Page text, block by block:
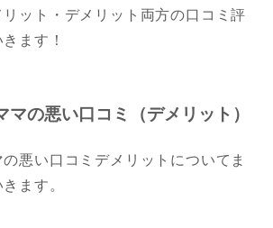
ット・デメリット両方の口コミ評
ます！
マの悪い口コミ（デメリット）
悪い口コミデメリットについてま
ます。